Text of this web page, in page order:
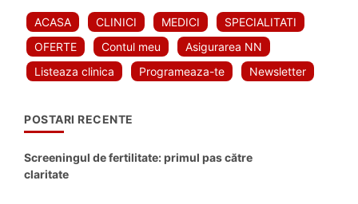
ACASA CLINICI MEDICI
SPECIALITATI
OFERTE
Contul meu
Asigurarea NN
Listeaza clinica
Programeaza-te Newsletter
POSTARI RECENTE
Screeningul de fertilitate: primul pas către
claritate